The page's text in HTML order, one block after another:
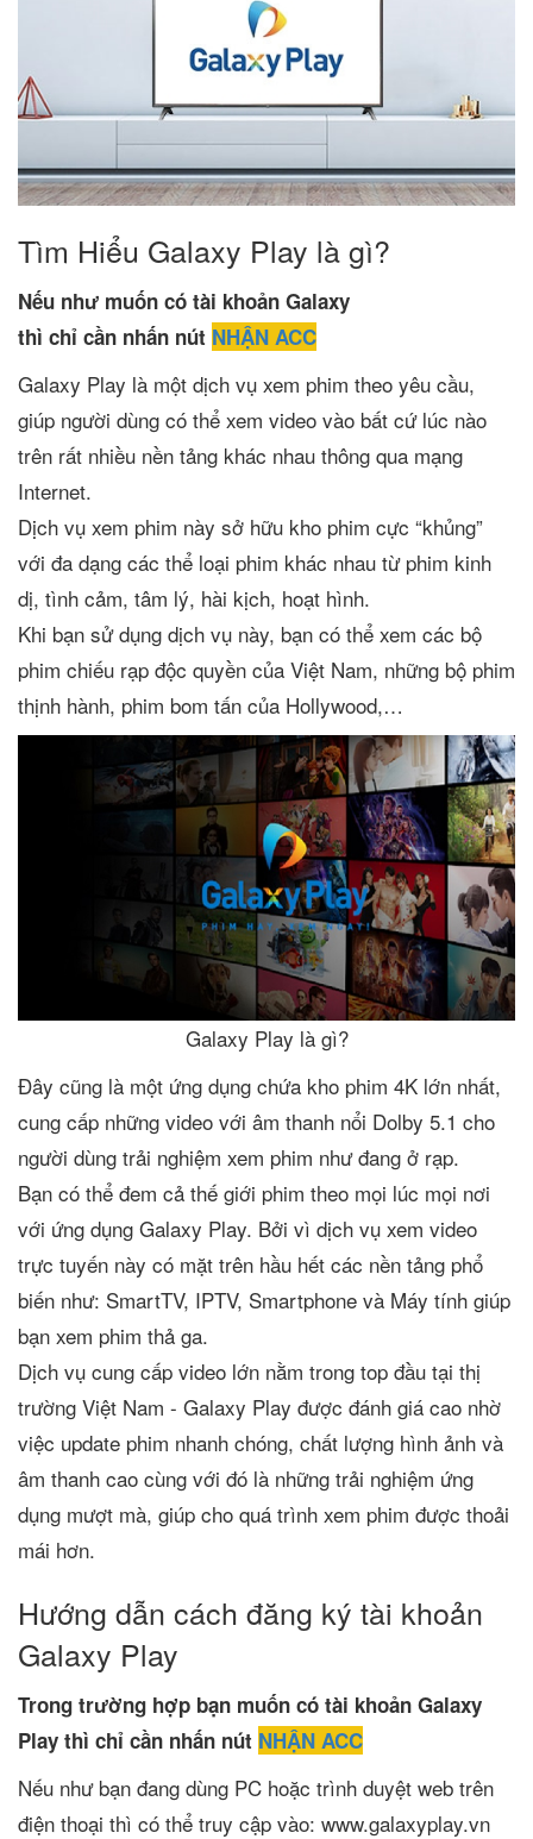
Tìm Hiểu Galaxy Play là gì?
Nếu như muốn có tài khoản Galaxy
thì chỉ cần nhấn nút NHẬN ACC
Galaxy Play là một dịch vụ xem phim theo yêu cầu,
giúp người dùng có thể xem video vào bất cứ lúc nào
trên rất nhiều nền tảng khác nhau thông qua mạng
Internet.
Dịch vụ xem phim này sở hữu kho phim cực “khủng”
với đa dạng các thể loại phim khác nhau từ phim kinh
dị, tình cảm, tâm lý, hài kịch, hoạt hình.
Khi bạn sử dụng dịch vụ này, bạn có thể xem các bộ
phim chiếu rạp độc quyền của Việt Nam, những bộ phim
thịnh hành, phim bom tấn của Hollywood,…
Galaxy Play là gì?
Đây cũng là một ứng dụng chứa kho phim 4K lớn nhất,
cung cấp những video với âm thanh nổi Dolby 5.1 cho
người dùng trải nghiệm xem phim như đang ở rạp.
Bạn có thể đem cả thế giới phim theo mọi lúc mọi nơi
với ứng dụng Galaxy Play. Bởi vì dịch vụ xem video
trực tuyến này có mặt trên hầu hết các nền tảng phổ
biến như: SmartTV, IPTV, Smartphone và Máy tính giúp
bạn xem phim thả ga.
Dịch vụ cung cấp video lớn nằm trong top đầu tại thị
trường Việt Nam - Galaxy Play được đánh giá cao nhờ
việc update phim nhanh chóng, chất lượng hình ảnh và
âm thanh cao cùng với đó là những trải nghiệm ứng
dụng mượt mà, giúp cho quá trình xem phim được thoải
mái hơn.
Hướng dẫn cách đăng ký tài khoản
Galaxy Play
Trong trường hợp bạn muốn có tài khoản Galaxy
Play thì chỉ cần nhấn nút NHẬN ACC
Nếu như bạn đang dùng PC hoặc trình duyệt web trên
điện thoại thì có thể truy cập vào: www.galaxyplay.vn